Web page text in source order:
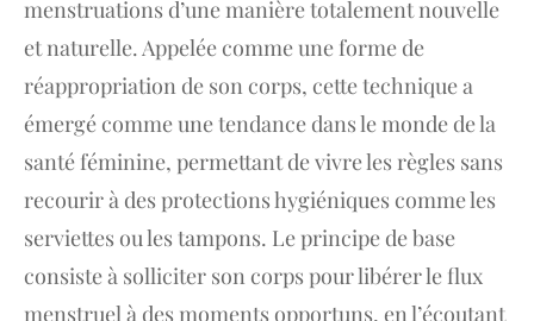
menstruations d’une manière totalement nouvelle
et naturelle. Appelée comme une forme de
réappropriation de son corps, cette technique a
émergé comme une tendance dans le monde de la
santé féminine, permettant de vivre les règles sans
recourir à des protections hygiéniques comme les
serviettes ou les tampons. Le principe de base
consiste à solliciter son corps pour libérer le flux
menstruel à des moments opportuns, en l’écoutant